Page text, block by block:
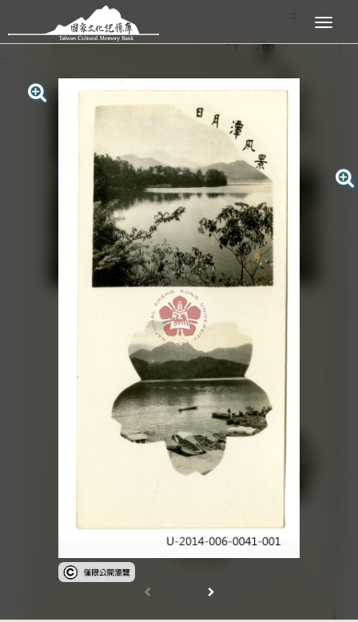
跳到主要內容區塊 展開選單
受著作權法保護-僅限於本平台有限度公開瀏覽